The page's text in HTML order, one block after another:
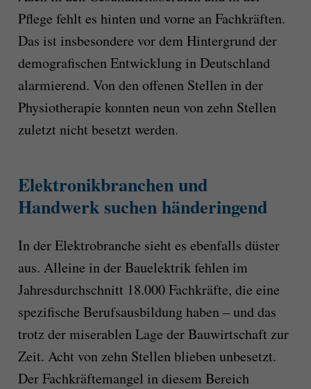
Pflege fehlt es hinten und vorne an Fachkräften.
Das ist insbesondere vor dem Hintergrund der
demografischen Entwicklung in Deutschland
alarmierend. Von den offenen Stellen in der
Physiotherapie konnten neun von zehn Stellen
zuletzt nicht besetzt werden.
Elektronikbranchen und
Handwerk suchen händeringend
In der Elektrobranche sieht es ebenfalls düster
aus. Alleine in der Bauelektrik fehlen im
Jahresdurchschnitt 18.000 Fachkräfte, die eine
spezifische Berufsausbildung haben – und das
trotz der miserablen Lage der Bauwirtschaft zur
Zeit. Acht von zehn Stellen blieben unbesetzt.
Der Fachkräftemangel in diesem Bereich